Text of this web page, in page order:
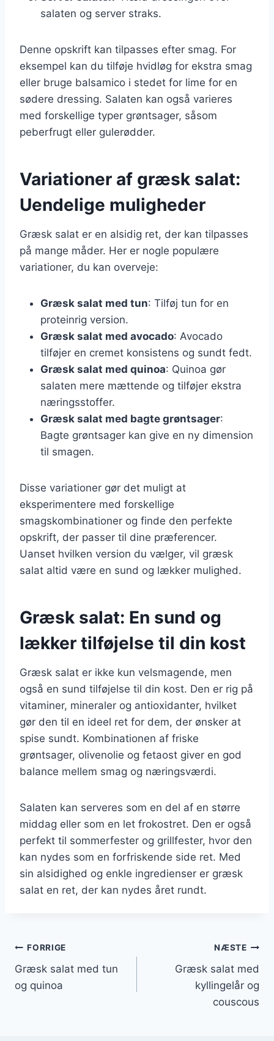
salaten og server straks.
Denne opskrift kan tilpasses efter smag. For
eksempel kan du tilføje hvidløg for ekstra smag
eller bruge balsamico i stedet for lime for en
sødere dressing. Salaten kan også varieres
med forskellige typer grøntsager, såsom
peberfrugt eller gulerødder.
Variationer af græsk salat:
Uendelige muligheder
Græsk salat er en alsidig ret, der kan tilpasses
på mange måder. Her er nogle populære
variationer, du kan overveje:
Græsk salat med tun: Tilføj tun for en
proteinrig version.
Græsk salat med avocado: Avocado
tilføjer en cremet konsistens og sundt fedt.
Græsk salat med quinoa: Quinoa gør
salaten mere mættende og tilføjer ekstra
næringsstoffer.
Græsk salat med bagte grøntsager:
Bagte grøntsager kan give en ny dimension
til smagen.
Disse variationer gør det muligt at
eksperimentere med forskellige
smagskombinationer og finde den perfekte
opskrift, der passer til dine præferencer.
Uanset hvilken version du vælger, vil græsk
salat altid være en sund og lækker mulighed.
Græsk salat: En sund og
lækker tilføjelse til din kost
Græsk salat er ikke kun velsmagende, men
også en sund tilføjelse til din kost. Den er rig på
vitaminer, mineraler og antioxidanter, hvilket
gør den til en ideel ret for dem, der ønsker at
spise sundt. Kombinationen af friske
grøntsager, olivenolie og fetaost giver en god
balance mellem smag og næringsværdi.
Salaten kan serveres som en del af en større
middag eller som en let frokostret. Den er også
perfekt til sommerfester og grillfester, hvor den
kan nydes som en forfriskende side ret. Med
sin alsidighed og enkle ingredienser er græsk
salat en ret, der kan nydes året rundt.
Indlægsnavigation
FORRIGE
Græsk salat med tun
og quinoa
NÆSTE
Græsk salat med
kyllingelår og
couscous